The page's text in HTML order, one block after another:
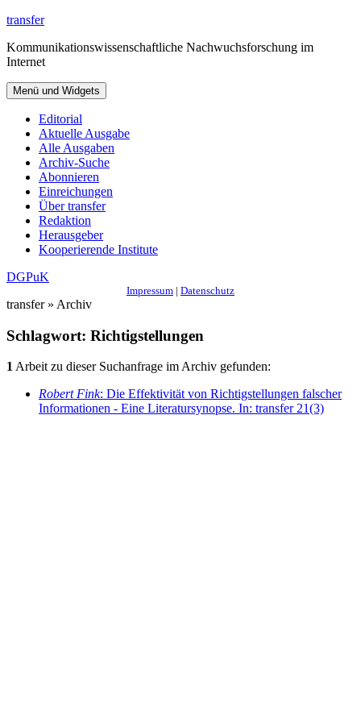
Zum
springen
transfer
Kommunikationswissenschaftliche Nachwuchsforschung im
Internet
Menü und Widgets
Editorial
Aktuelle Ausgabe
Alle Ausgaben
Archiv-Suche
Abonnieren
Einreichungen
Über transfer
Redaktion
Herausgeber
Kooperierende Institute
DGPuK
Impressum | Datenschutz
transfer » Archiv
Schlagwort: Richtigstellungen
1Arbeit zu dieser Suchanfrage im Archiv gefunden:
Robert Fink: Die Effektivität von Richtigstellungen falscher
Informationen - Eine Literatursynopse. In: transfer 21(3)